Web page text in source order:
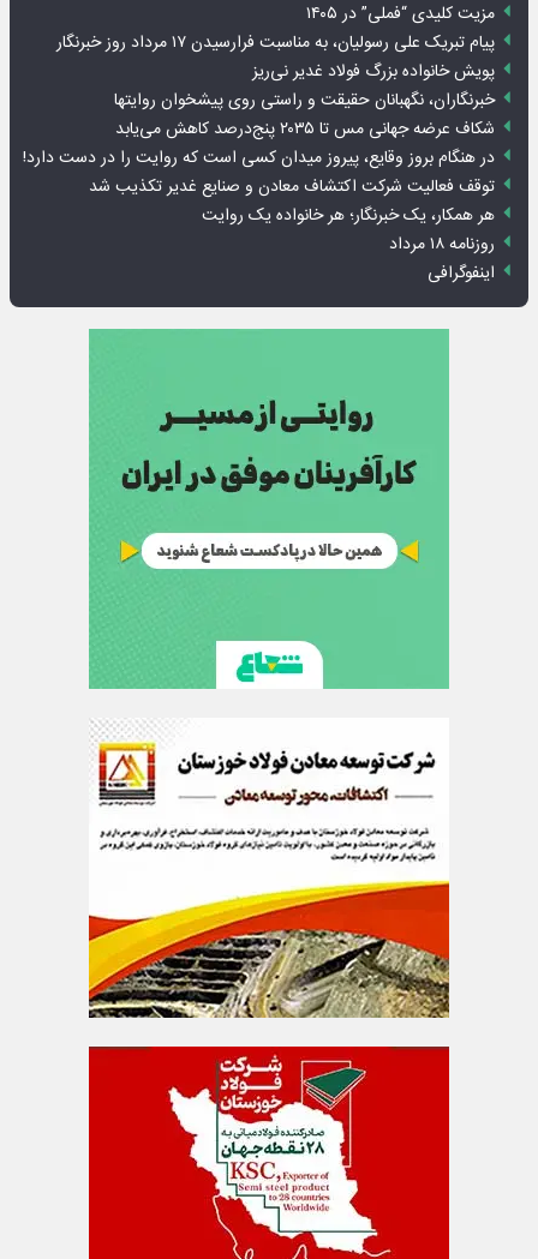
مزیت کلیدی “فملی” در ۱۴۰۵
پیام تبریک علی رسولیان، به مناسبت فرارسیدن ۱۷ مرداد روز خبرنگار
پویش خانواده بزرگ فولاد غدیر نی‌ریز
خبرنگاران، نگهبانان حقیقت و راستی روی پیشخوان روایت­ها
شکاف عرضه جهانی مس تا ۲۰۳۵ پنج‌درصد کاهش می‌یابد
در هنگام بروز وقایع، پیروز میدان کسی است که روایت را در دست دارد!
توقف فعالیت شرکت اکتشاف معادن و صنایع غدیر تکذیب شد
هر همکار، یک خبرنگار؛ هر خانواده یک روایت
روزنامه ۱۸ مرداد
اینفوگرافی